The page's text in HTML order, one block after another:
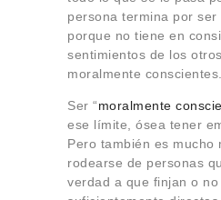
persona termina por
porque no tiene en
sentimientos de los
moralmente conscientes.
Ser “moralmente
ese límite, ósea tener
Pero también es mucho
rodearse de personas
verdad a que finjan o no